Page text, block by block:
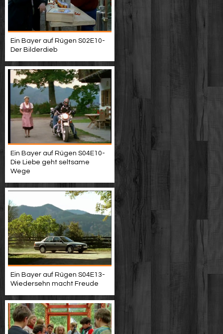
Ein Bayer auf Rügen S02E10-
Der Bilderdieb
Ein Bayer auf Rügen S04E10-
Die Liebe geht seltsame
Wege
Ein Bayer auf Rügen S04E13-
Wiedersehn macht Freude